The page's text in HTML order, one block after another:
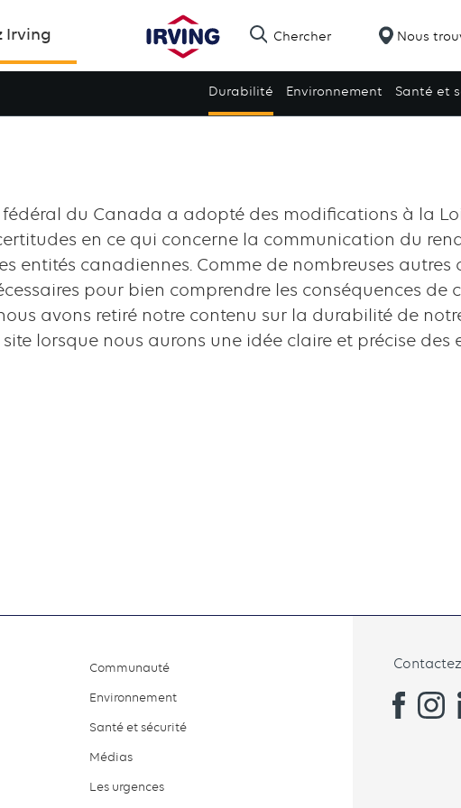
main
Irving Chercher Nous
Durabilité Environnement Santé et
fédéral du Canada a adopté des modifications à la
en ce qui concerne la communication du
entités canadiennes. Comme de nombreuses autres
pour bien comprendre les conséquences de
avons retiré notre contenu sur la durabilité de
lorsque nous aurons une idée claire et précise des
Communauté
Environnement
Santé et sécurité
Médias
Les urgences